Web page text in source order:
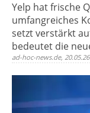
Yelp hat frische
umfangreiches
setzt verstärkt
bedeutet die
ad-hoc-news.de,